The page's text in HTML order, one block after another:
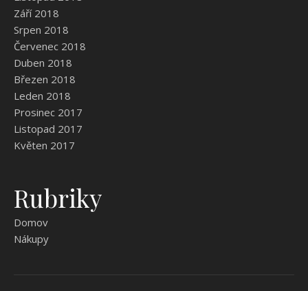
Září 2018
Srpen 2018
Červenec 2018
Duben 2018
Březen 2018
Leden 2018
Prosinec 2017
Listopad 2017
Květen 2017
Rubriky
Domov
Nákupy